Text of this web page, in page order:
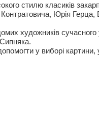
стилю класиків
Юрія
художників
у виборі картини,